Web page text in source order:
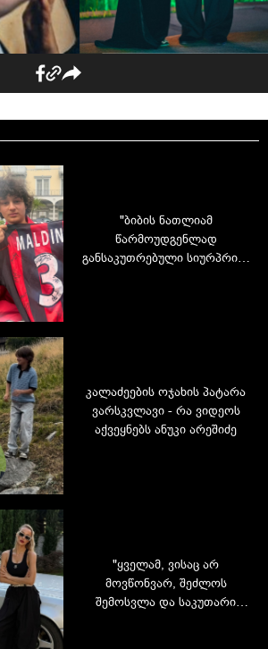
"ბიბის ნათლიამ
წარმოუდგენლად
განსაკუთრებული სიურპრიზი
კალაძეების ოჯახის პატარა
ვარსკვლავი - რა ვიდეოს
აქვეყნებს ანუკი არეშიძე
"ყველამ, ვისაც არ
მოვწონვარ, შეძლოს
შემოსვლა და საკუთარი